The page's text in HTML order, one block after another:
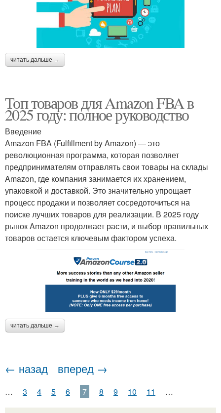
читать дальше →
Топ товаров для Amazon FBA в
2025 году: полное руководство
Введение
Amazon FBA (Fulfillment by Amazon) — это
революционная программа, которая позволяет
предпринимателям отправлять свои товары на склады
Amazon, где компания занимается их хранением,
упаковкой и доставкой. Это значительно упрощает
процесс продажи и позволяет сосредоточиться на
поиске лучших товаров для реализации. В 2025 году
рынок Amazon продолжает расти, и выбор правильных
товаров остается ключевым фактором успеха.
читать дальше →
← назад вперед →
… 3 4 5 6 7 8 9 10 11 …